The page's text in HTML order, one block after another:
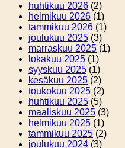
huhtikuu 2026 (2)
helmikuu 2026 (1)
tammikuu 2026 (1)
joulukuu 2025 (3)
marraskuu 2025 (1)
lokakuu 2025 (1)
syyskuu 2025 (1)
kesäkuu 2025 (2)
toukokuu 2025 (2)
huhtikuu 2025 (5)
maaliskuu 2025 (3)
helmikuu 2025 (1)
tammikuu 2025 (2)
joulukuu 2024 (3)